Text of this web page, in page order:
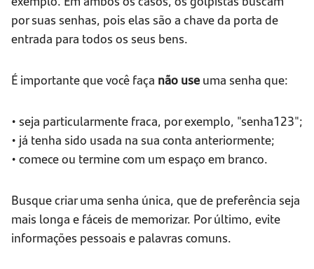
por suas senhas, pois elas são a chave da porta de
entrada para todos os seus bens.
É importante que você faça não use uma senha que:
• seja particularmente fraca, por exemplo, "senha123";
• já tenha sido usada na sua conta anteriormente;
• comece ou termine com um espaço em branco.
Busque criar uma senha única, que de preferência seja
mais longa e fáceis de memorizar. Por último, evite
informações pessoais e palavras comuns.